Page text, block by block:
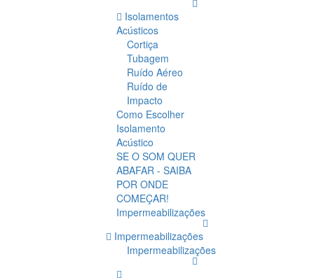
Isolamentos
Acústicos
Cortiça
Tubagem
Ruído Aéreo
Ruído de
Impacto
Como Escolher
Isolamento
Acústico
SE O SOM QUER
ABAFAR - SAIBA
POR ONDE
COMEÇAR!
Impermeabilizações
Impermeabilizações
Impermeabilizações